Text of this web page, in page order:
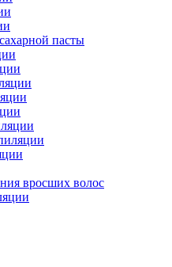
пасты
вросших волос